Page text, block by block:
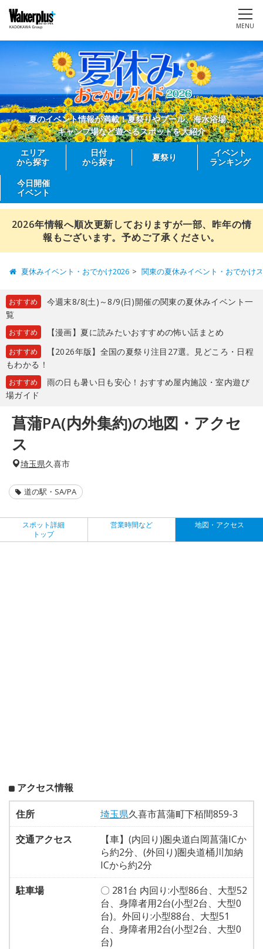
MENU
夏のイベント情報が満載！夏祭りやプール、海水浴場、
キャンプ場など遊べるスポットを大紹介
エリア
から探す
日付
から探す
夏祭り
イベント
ランキング
今日開催
イベント
2026年情報へ順次更新しておりますが一部、昨年の情
報もございます。予めご了承ください。
夏休みイベント・おでかけ2026 関東の夏休みイベント・おでかけ
おすすめ
今週末8/8(土)～8/9(日)開催の関東の夏休みイベント一
覧
おすすめ 【漫画】夏に読みたいおすすめの怖い話まとめ
おすすめ
【2026年版】全国の夏祭り注目27選。見どころ・日程
もわかる！
おすすめ
雨の日も暑い日も安心！おすすめ屋内施設・室内遊び
場ガイド
菖蒲PA(内外集約)の地図・アクセ
ス
埼玉県久喜市
道の駅・SA/PA
スポット詳細
トップ
営業時間など 地図・アクセス
アクセス情報
住所 埼玉県久喜市菖蒲町下栢間859-3
交通アクセス
【車】(内回り)圏央道白岡菖蒲ICか
ら約2分、(外回り)圏央道桶川加納
ICから約2分
駐車場
〇 281台 内回り:小型86台、大型52
台、身障者用2台(小型2台、大型0
台)。外回り:小型88台、大型51
台、身障者用2台(小型2台、大型0
台)